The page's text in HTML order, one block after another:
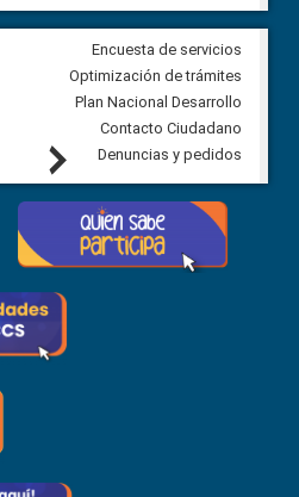
Veeduría para vigilar los
derivados de la Audiencia
entre el GAD de Ibarra y la
comunidad Urbina, parroquia
Carolina
5 agosto, 2026
Next
Encuesta de servicios
Optimización de trámites
Plan Nacional Desarrollo
Contacto Ciudadano
Denuncias y pedidos